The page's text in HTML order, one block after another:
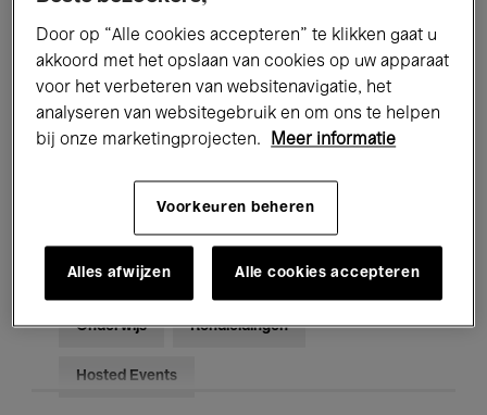
Tentoonstellingen Films
Performances Lezingen & Debatten
Jazz Klassieke Muziek Global Music
Voor iedereen Kids’ Palace
Onderwijs Rondleidingen
Hosted Events
Door op “Alle cookies accepteren” te klikken gaat u
akkoord met het opslaan van cookies op uw apparaat
voor het verbeteren van websitenavigatie, het
analyseren van websitegebruik en om ons te helpen
bij onze marketingprojecten.
Meer informatie
Voorkeuren beheren
Alles afwijzen Alle cookies accepteren